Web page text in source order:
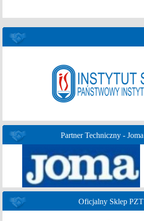
Partner Techniczny - Joma
Oficjalny Sklep PZT